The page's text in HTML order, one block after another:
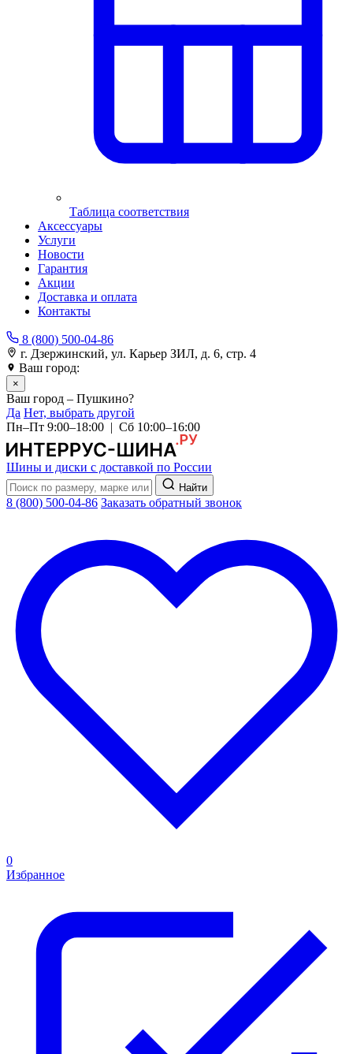
Таблица соответствия
Аксессуары
Услуги
Новости
Гарантия
Акции
Доставка и оплата
Контакты
8 (800) 500-04-86
г. Дзержинский, ул. Карьер ЗИЛ, д. 6, стр. 4
Ваш город:
×
Ваш город – Пушкино?
Да Нет, выбрать другой
Пн–Пт 9:00–18:00 | Сб 10:00–16:00
Шины и диски с доставкой по России
Найти
8 (800) 500-04-86 Заказать обратный звонок
0
Избранное